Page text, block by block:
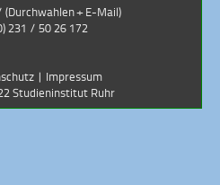
(Durchwahlen + E-Mail)
231 / 50 26 172
| Impressum
Studieninstitut Ruhr